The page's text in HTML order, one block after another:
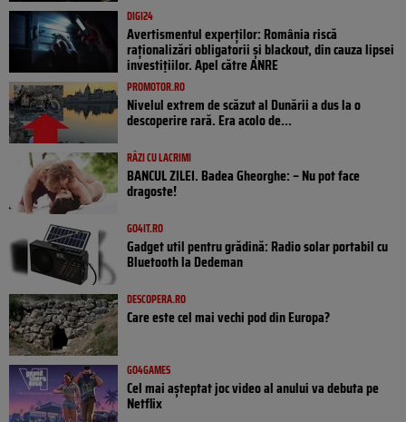
DIGI24
Avertismentul experților: România riscă
raționalizări obligatorii și blackout, din cauza lipsei
investițiilor. Apel către ANRE
PROMOTOR.RO
Nivelul extrem de scăzut al Dunării a dus la o
descoperire rară. Era acolo de...
RÂZI CU LACRIMI
BANCUL ZILEI. Badea Gheorghe: – Nu pot face
dragoste!
GO4IT.RO
Gadget util pentru grădină: Radio solar portabil cu
Bluetooth la Dedeman
DESCOPERA.RO
Care este cel mai vechi pod din Europa?
GO4GAMES
Cel mai așteptat joc video al anului va debuta pe
Netflix